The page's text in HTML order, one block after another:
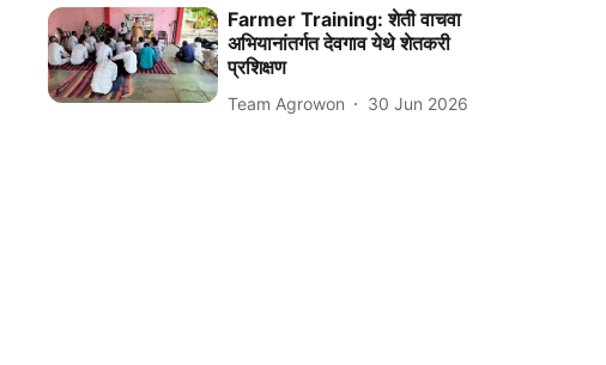
Farmer Training: शेती वाचवा
अभियानांतर्गत देवगाव येथे शेतकरी
प्रशिक्षण
Team Agrowon 30 Jun 2026